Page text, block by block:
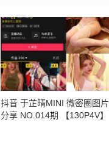
抖音 于芷晴MINI 微密圈图片
分享 NO.014期 【130P4V】